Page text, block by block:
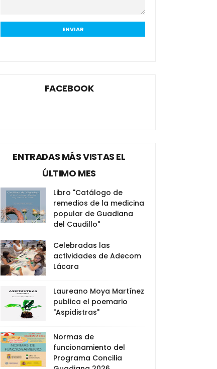
FACEBOOK
ENTRADAS MÁS VISTAS EL
ÚLTIMO MES
Libro "Catálogo de
remedios de la medicina
popular de Guadiana
del Caudillo"
Celebradas las
actividades de Adecom
Lácara
Laureano Moya Martínez
publica el poemario
"Aspidistras"
Normas de
funcionamiento del
Programa Concilia